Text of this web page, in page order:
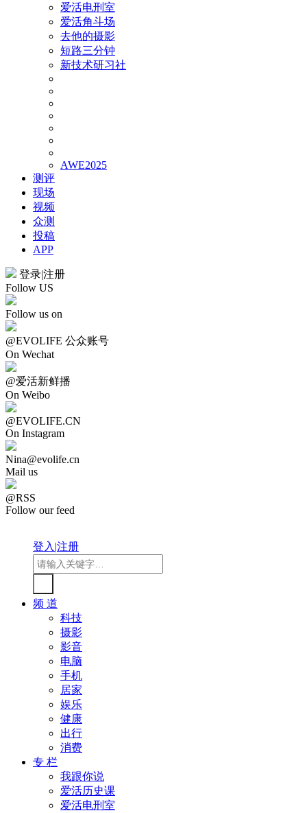
爱活电刑室
爱活角斗场
去他的摄影
短路三分钟
新技术研习社
AWE2025
测评
现场
视频
众测
投稿
APP
登录|注册
Follow US
Follow us on
@EVOLIFE 公众账号
On Wechat
@爱活新鲜播
On Weibo
@EVOLIFE.CN
On Instagram
Nina@evolife.cn
Mail us
@RSS
Follow our feed
登入|注册
频 道
科技
摄影
影音
电脑
手机
居家
娱乐
健康
出行
消费
专 栏
我跟你说
爱活历史课
爱活电刑室